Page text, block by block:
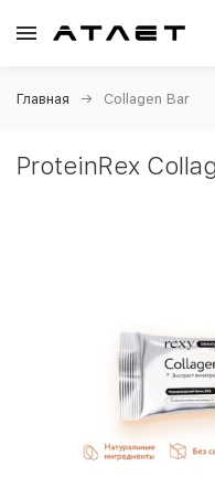
Главная Collagen Bar
ProteinRex